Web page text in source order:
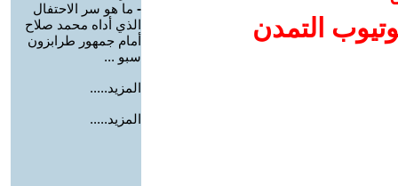
التمدن
- ما هو سر الاحتفال
الذي أداه محمد صلاح
أمام جمهور طرابزون
سبو ...
المزيد.....
المزيد.....